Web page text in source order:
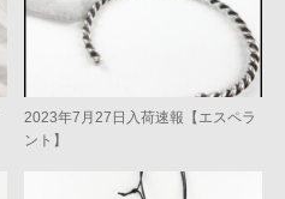
2023年7月27日入荷速報【エスペラ
ント】